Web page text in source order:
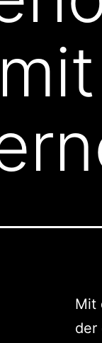
Mit
der